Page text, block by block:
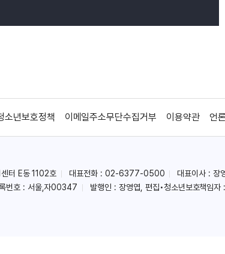
소년보호정책 이메일주소무단수집거부 이용약관 언
터 E동 1102호 대표전화 : 02-6377-0500 대표이사 : 장
번호 : 서울,자00347 발행인 : 장영엽, 편집•청소년보호책임자